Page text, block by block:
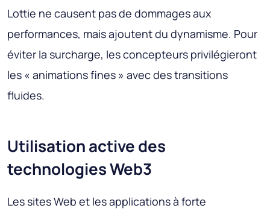
Lottie ne causent pas de dommages aux
performances, mais ajoutent du dynamisme. Pour
éviter la surcharge, les concepteurs privilégieront
les « animations fines » avec des transitions
fluides.
Utilisation active des
technologies Web3
Les sites Web et les applications à forte